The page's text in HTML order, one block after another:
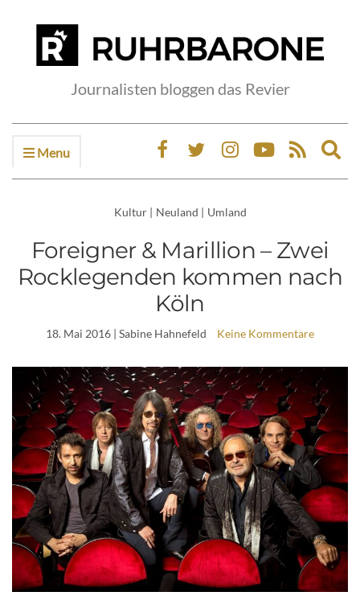
Journalisten bloggen das Revier
Menu
Kultur | Neuland | Umland
Foreigner & Marillion – Zwei
Rocklegenden kommen nach
Köln
18. Mai 2016 | Sabine Hahnefeld Keine Kommentare